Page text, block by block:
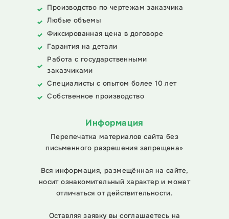
Производство по чертежам заказчика
Любые объемы
Фиксированная цена в договоре
Гарантия на детали
Работа с государственными
заказчиками
Специалисты с опытом более 10 лет
Собственное производство
Информация
Перепечатка материалов сайта без
письменного разрешения запрещена»
Вся информация, размещённая на сайте,
носит ознакомительный характер и может
отличаться от действительности.
Оставляя заявку вы соглашаетесь на